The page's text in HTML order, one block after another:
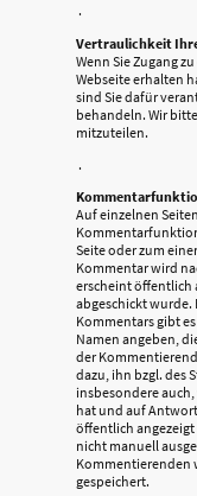
.
Vertraulichkeit
Wenn Sie Zugang
Webseite erhalten
sind Sie dafür
behandeln. Wir
mitzuteilen.
.
Auf einzelnen
Seite oder zum
Kommentar wird
erscheint öffentlich
abgeschickt wurde.
Kommentars gibt
Namen angeben,
der
dazu, ihn bzgl. des
insbesondere
hat und auf
öffentlich
nicht manuell
Kommentierenden
gespeichert.